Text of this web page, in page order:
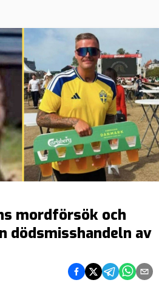
mordförsök och
dödsmisshandeln av
Dela på Facebook
Dela på Twitter
Dela påDela på
Dela